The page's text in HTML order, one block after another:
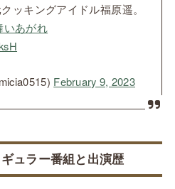
ッキングアイドル福原遥。
いあがれ
February 9, 2023
ュラー番組と出演歴